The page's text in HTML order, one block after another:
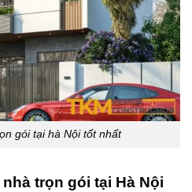
gói tại hà Nội tốt nhất
trọn gói tại Hà Nội